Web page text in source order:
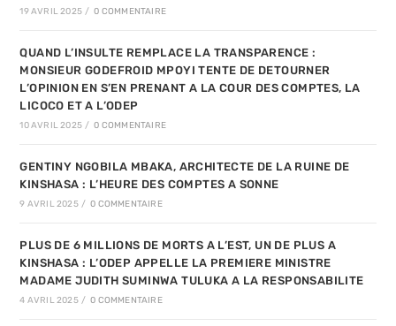
19 AVRIL 2025 / 0 COMMENTAIRE
QUAND L’INSULTE REMPLACE LA TRANSPARENCE :
MONSIEUR GODEFROID MPOYI TENTE DE DETOURNER
L’OPINION EN S’EN PRENANT A LA COUR DES COMPTES, LA
LICOCO ET A L’ODEP
10 AVRIL 2025 / 0 COMMENTAIRE
GENTINY NGOBILA MBAKA, ARCHITECTE DE LA RUINE DE
KINSHASA : L’HEURE DES COMPTES A SONNE
9 AVRIL 2025 / 0 COMMENTAIRE
PLUS DE 6 MILLIONS DE MORTS A L’EST, UN DE PLUS A
KINSHASA : L’ODEP APPELLE LA PREMIERE MINISTRE
MADAME JUDITH SUMINWA TULUKA A LA RESPONSABILITE
4 AVRIL 2025 / 0 COMMENTAIRE